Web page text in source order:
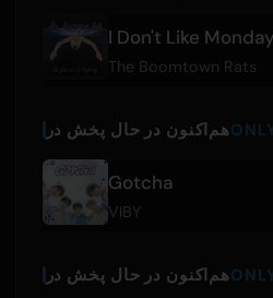
I Don't Like
The Boomtown Rats
هم‌اکنون در حال پخش در
Gotcha
VIBY
هم‌اکنون در حال پخش در